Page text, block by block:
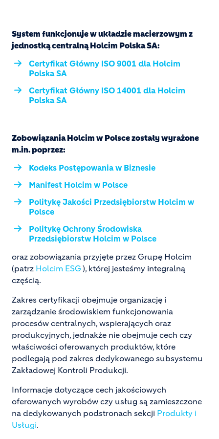
System funkcjonuje w układzie macierzowym z
jednostką centralną Holcim Polska SA:
Certyfikat Główny ISO 9001 dla Holcim
Polska SA
Certyfikat Główny ISO 14001 dla Holcim
Polska SA
Zobowiązania Holcim w Polsce zostały wyrażone
m.in. poprzez:
Kodeks Postępowania w Biznesie
Manifest Holcim w Polsce
Politykę Jakości Przedsiębiorstw Holcim w
Polsce
Politykę Ochrony Środowiska
Przedsiębiorstw Holcim w Polsce
oraz zobowiązania przyjęte przez Grupę Holcim
(patrz Holcim ESG ), której jesteśmy integralną
częścią.
Zakres certyfikacji obejmuje organizację i
zarządzanie środowiskiem funkcjonowania
procesów centralnych, wspierających oraz
produkcyjnych, jednakże nie obejmuje cech czy
właściwości oferowanych produktów, które
podlegają pod zakres dedykowanego subsystemu
Zakładowej Kontroli Produkcji.
Informacje dotyczące cech jakościowych
oferowanych wyrobów czy usług są zamieszczone
na dedykowanych podstronach sekcji Produkty i
Usługi.